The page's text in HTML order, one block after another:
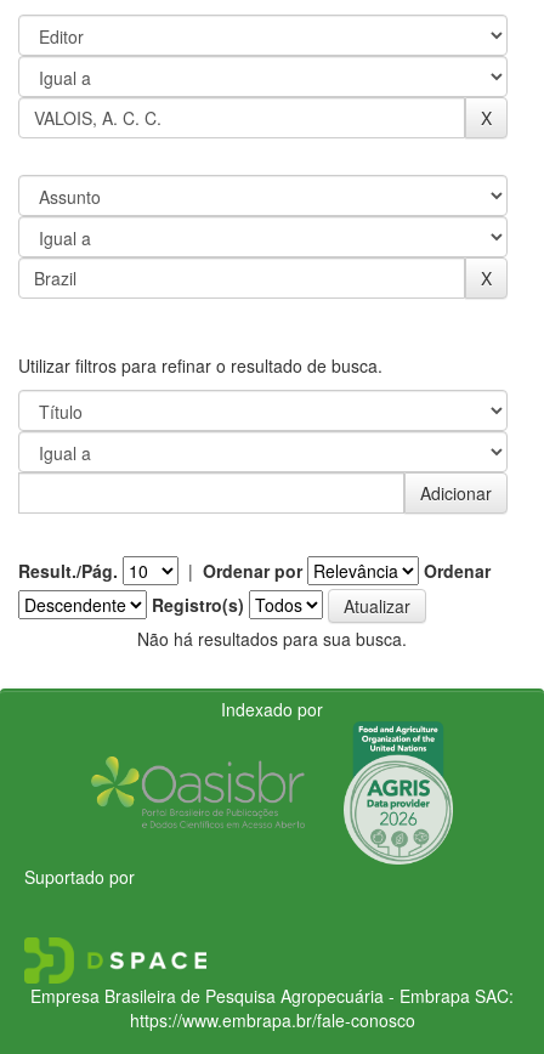
Utilizar filtros para refinar o resultado de busca.
Result./Pág. | Ordenar por
Ordenar
Registro(s)
Não há resultados para sua busca.
Indexado por
Suportado por
Empresa Brasileira de Pesquisa Agropecuária - Embrapa SAC:
https://www.embrapa.br/fale-conosco